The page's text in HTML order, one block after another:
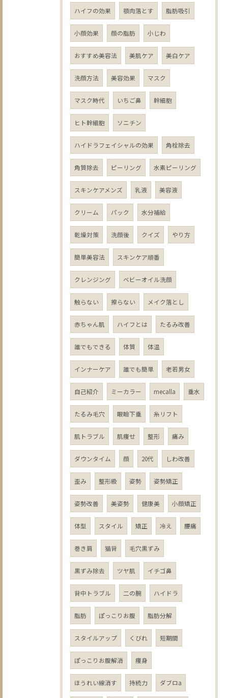
ハイフの効果 顎肉落とす 脂肪吸引
小顔効果 顔の脂肪 小じわ
おすすめ美容法 美肌ケア 美白ケア
洗顔方法 美容効果 マスク
マスク時代 いちご鼻 幹細胞
ヒト幹細胞 ソニチン
ハイドラフェイシャルの効果 角栓除去
角質除去 ピーリング 水素ピーリング
スキンケアメンズ 乳液 美容液
クリーム パック 水分補給
乾燥対策 洗顔後 クイズ やり方
簡単美容法 スキンケア順番
クレンジング ベビーオイル洗顔
触らない 擦らない メイク落とし
赤ちゃん肌 ハイフとは たるみ改善
誰でもできる 体質 体温
インナーケア 誰でも簡単 老若男女
自己紹介 ミーカラー mecalla 垂水
たるみ毛穴 眼瞼下垂 糸リフト
肌トラブル 肌痩せ 整形 痛み
ダウンタイム 顔 20代 しわ改善
歪み 整形級 姿勢 姿勢矯正
姿勢改善 美姿勢 健康美 小顔矯正
体型 スタイル 矯正 冷え 腰痛
巻き肩 猫背 毛穴黒ずみ
黒ずみ除去 ツヤ肌 イチゴ鼻
背中トラブル 二の腕 ハイドラ
脂肪 ぽっこりお腹 脂肪分解
スタイルアップ くびれ 短期間
ぽっこりお腹解消 痩身
ほうれい線消す 持続力 ダブロa